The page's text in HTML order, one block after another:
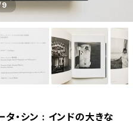
・シン : インドの大きな